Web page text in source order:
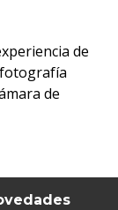
de
de